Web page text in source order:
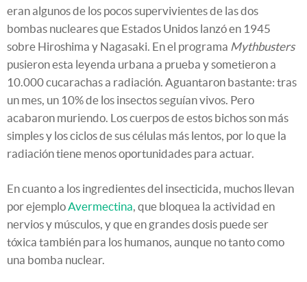
eran algunos de los pocos supervivientes de las dos
bombas nucleares que Estados Unidos lanzó en 1945
sobre Hiroshima y Nagasaki. En el programa Mythbusters
pusieron esta leyenda urbana a prueba y sometieron a
10.000 cucarachas a radiación. Aguantaron bastante: tras
un mes, un 10% de los insectos seguían vivos. Pero
acabaron muriendo. Los cuerpos de estos bichos son más
simples y los ciclos de sus células más lentos, por lo que la
radiación tiene menos oportunidades para actuar.
En cuanto a los ingredientes del insecticida, muchos llevan
por ejemploAvermectina, que bloquea la actividad en
nervios y músculos, y que en grandes dosis puede ser
tóxica también para los humanos, aunque no tanto como
una bomba nuclear.